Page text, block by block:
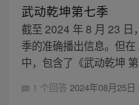
武动乾坤第七季
截至 2024 年 8 月 23 日
季的准确播出信息。但
中，包含了《武动乾坤 第
1 个回答 2024年08月25日